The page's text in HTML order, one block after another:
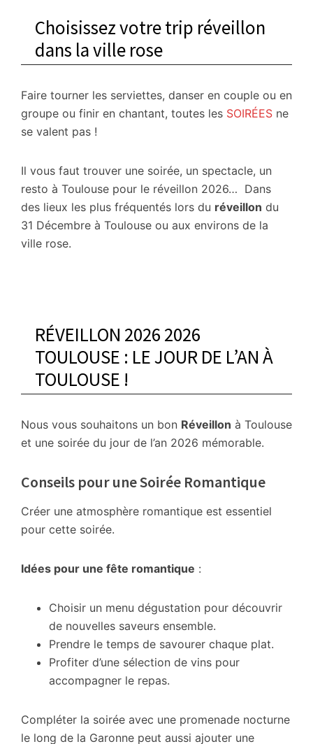
Choisissez votre trip réveillon
dans la ville rose
Faire tourner les serviettes, danser en couple ou en
groupe ou finir en chantant, toutes les SOIRÉES ne
se valent pas !
Il vous faut trouver une soirée, un spectacle, un
resto à Toulouse pour le réveillon 2026… Dans
des lieux les plus fréquentés lors du réveillon du
31 Décembre à Toulouse ou aux environs de la
ville rose.
RÉVEILLON 2026 2026
TOULOUSE : LE JOUR DE L’AN À
TOULOUSE !
Nous vous souhaitons un bon Réveillon à Toulouse
et une soirée du jour de l’an 2026 mémorable.
Conseils pour une Soirée Romantique
Créer une atmosphère romantique est essentiel
pour cette soirée.
Idées pour une fête romantique :
Choisir un menu dégustation pour découvrir
de nouvelles saveurs ensemble.
Prendre le temps de savourer chaque plat.
Profiter d’une sélection de vins pour
accompagner le repas.
Compléter la soirée avec une promenade nocturne
le long de la Garonne peut aussi ajouter une